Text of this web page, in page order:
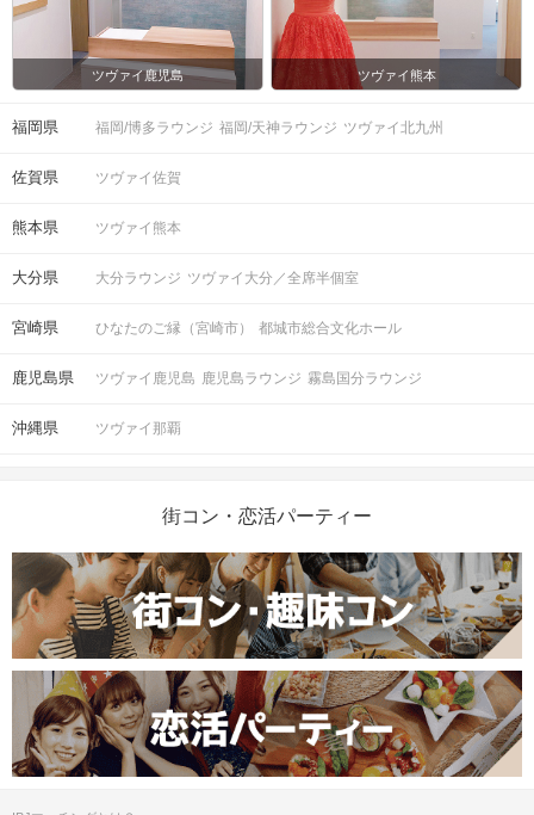
ツヴァイ鹿児島 ツヴァイ熊本
福岡県 福岡/博多ラウンジ 福岡/天神ラウンジ ツヴァイ北九州
佐賀県 ツヴァイ佐賀
熊本県 ツヴァイ熊本
大分県 大分ラウンジ ツヴァイ大分／全席半個室
宮崎県 ひなたのご縁（宮崎市） 都城市総合文化ホール
鹿児島県 ツヴァイ鹿児島 鹿児島ラウンジ 霧島国分ラウンジ
沖縄県 ツヴァイ那覇
街コン・恋活パーティー